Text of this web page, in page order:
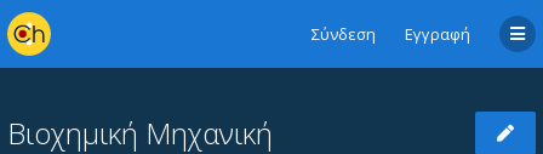
Σύνδεση Εγγραφή
Βιοχημική Μηχανική